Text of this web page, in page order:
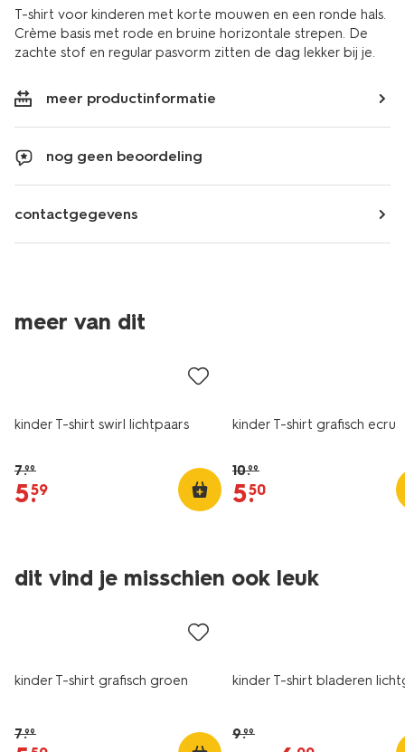
T-shirt voor kinderen met korte mouwen en een ronde hals.
Crème basis met rode en bruine horizontale strepen. De
zachte stof en regular pasvorm zitten de dag lekker bij je.
meer productinformatie
nog geen beoordeling
contactgegevens
meer van dit
sale
kinder T-shirt swirl lichtpaars
7.99
5.
59
kinder T-shirt grafisch ecru
10.99
5.
50
dit vind je misschien ook leuk
sale
kinder T-shirt grafisch groen
7.99
sale
kinder T-shirt bladeren
9.99